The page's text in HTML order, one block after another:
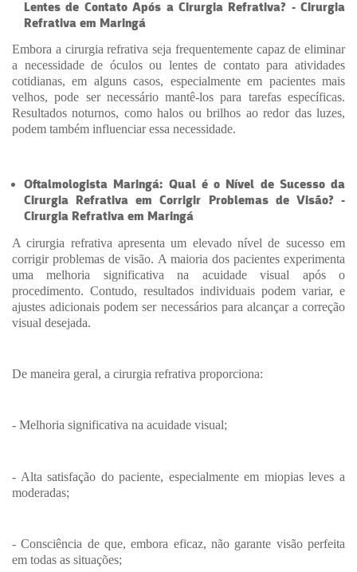
Lentes de Contato Após a Cirurgia Refrativa? - Cirurgia
Refrativa em Maringá
Embora a cirurgia refrativa seja frequentemente capaz de eliminar
a necessidade de óculos ou lentes de contato para atividades
cotidianas, em alguns casos, especialmente em pacientes mais
velhos, pode ser necessário mantê-los para tarefas específicas.
Resultados noturnos, como halos ou brilhos ao redor das luzes,
podem também influenciar essa necessidade.
Oftalmologista Maringá: Qual é o Nível de Sucesso da
Cirurgia Refrativa em Corrigir Problemas de Visão? -
Cirurgia Refrativa em Maringá
A cirurgia refrativa apresenta um elevado nível de sucesso em
corrigir problemas de visão. A maioria dos pacientes experimenta
uma melhoria significativa na acuidade visual após o
procedimento. Contudo, resultados individuais podem variar, e
ajustes adicionais podem ser necessários para alcançar a correção
visual desejada.
De maneira geral, a cirurgia refrativa proporciona:
- Melhoria significativa na acuidade visual;
- Alta satisfação do paciente, especialmente em miopias leves a
moderadas;
- Consciência de que, embora eficaz, não garante visão perfeita
em todas as situações;